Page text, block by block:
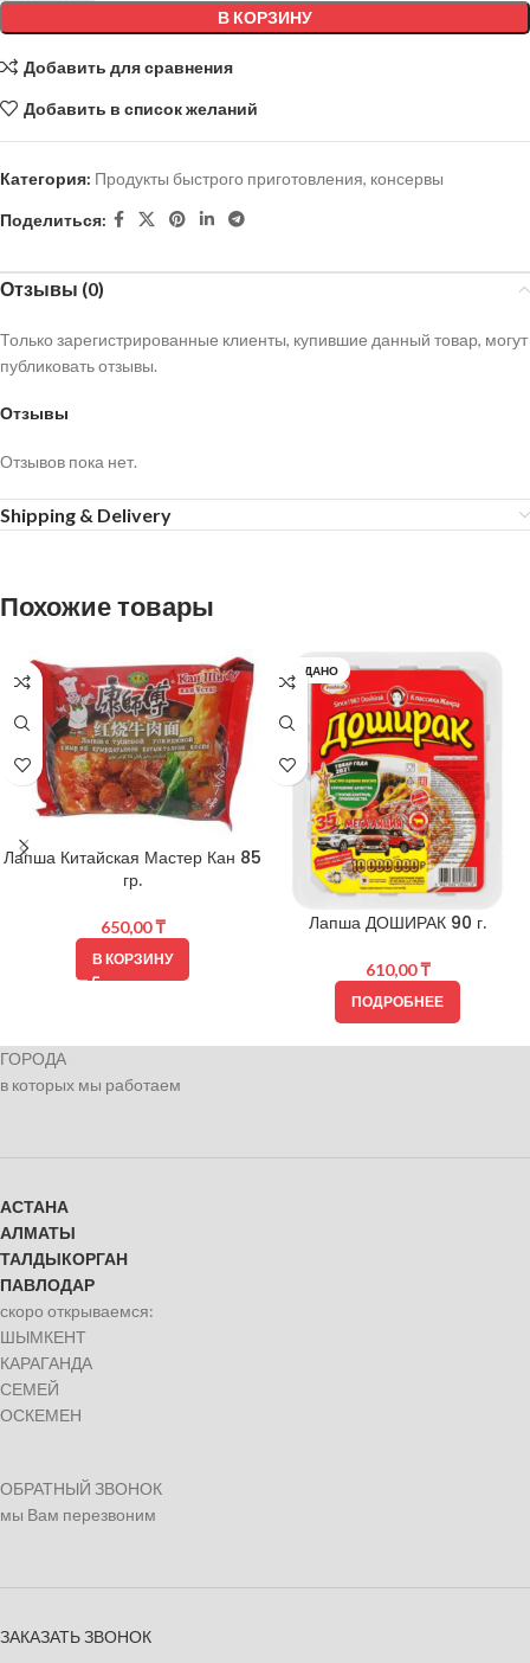
В КОРЗИНУ
Добавить для сравнения
Добавить в список желаний
Категория: Продукты быстрого приготовления, консервы
Поделиться:
Отзывы (0)
Отзывы
Отзывов пока нет.
Только зарегистрированные клиенты, купившие данный товар, могут
публиковать отзывы.
Shipping & Delivery
Похожие товары
Лапша Китайская Мастер Кан 85
гр.
650,00₸
В КОРЗИНУ
ПРОДАНО
Лапша ДОШИРАК 90 г.
610,00₸
ПОДРОБНЕЕ
ГОРОДА
в которых мы работаем
АСТАНА
АЛМАТЫ
ТАЛДЫКОРГАН
ПАВЛОДАР
скоро открываемся:
ШЫМКЕНТ
КАРАГАНДА
СЕМЕЙ
ОСКЕМЕН
ОБРАТНЫЙ ЗВОНОК
мы Вам перезвоним
ЗАКАЗАТЬ ЗВОНОК